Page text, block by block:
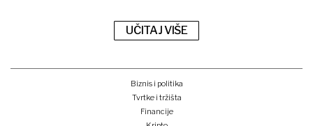
UČITAJ VIŠE
Biznis i politika
Tvrtke i tržišta
Financije